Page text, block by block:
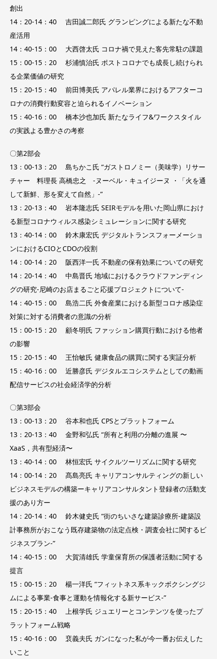
創出
14：20-14：40 吉田誠二郎氏 グランピングによる新たな不動
産活用
14：40-15：00 大西啓太氏 コロナ禍で見えた客先常駐の課題
15：00-15：20 杉浦慎治氏 ポストコロナでも成長し続けられ
る企業価値の研究
15：20-15：40 前田博美氏 アパレル業界におけるアフターコ
ロナの消費行動変容と迫られるイノベーション
15：40-16：00 橋本沙也加氏 新たなライフ&ワークスタイル
の実践よる豊かさの考察
〇第2部会
13：00-13：20 島ちかこ氏 “ガストロノミー（美味学）リサー
チャー 料理長 高橋忠之 -ヌーベル・キュイジーヌ ・「火を通
して新鮮、形を変えて自然」-”
13：20-13：40 岩本隆志氏 SEIRモデルを用いた岡山県におけ
る新型コロナウィルス感染シミュレーションに関する研究
13：40-14：00 鈴木康宏氏 デジタルトランスフォーメーショ
ンにおけるCIOとCDOの役割
14：00-14：20 阪西洋一氏 不動産の保有効果についての研究
14：20-14：40 中島晋氏 地域におけるクラウドファンディン
グの研究-尼崎のお店まるごと応援プロジェクトについて-
14：40-15：00 島浩二氏 外食産業における新型コロナ感染症
対策に対する消費者の意識の分析
15：00-15：20 顧冬明氏 ファッション購買行動における他者
の影響
15：20-15：40 王怡敏氏 健康食品の購買に関する実証分析
15：40-16：00 近勝彦氏 デジタルエコシステムとしての動画
配信サービスの社会経済学的分析
〇第3部会
13：00-13：20 谷本和也氏 CPSとプラットフォーム
13：20-13：40 金野和弘氏 “所有と利用の分離の進展 〜
XaaS，共有型経済〜
13：40-14：00 林恒宏氏 サイクルツーリズムに関する研究
14：00-14：20 髙島亮氏 キャリアコンサルティングの新しい
ビジネスモデルの構築ーキャリアコンサルタント登録者の活動支
援のあり方ー
14：20-14：40 鈴木健史氏 “街のちいさな建築診療所-建築設
計事務所がおこなう既存建築物の法定点検・調査会社に関するビ
ジネスプラン-”
14：40-15：00 大賀清雄氏 学童保育所の保護者活動に関する
提言
15：00-15：20 楊一洋氏 “フィットネス系キックボクシングジ
ムによる事業-食事と運動を情報化する新サービス-”
15：20-15：40 上根学氏 ジュエリーとコンテンツを使ったプ
ラットフォーム戦略
15：40-16：00 裵義夫氏 ガンになった私が今一番お伝えした
いこと